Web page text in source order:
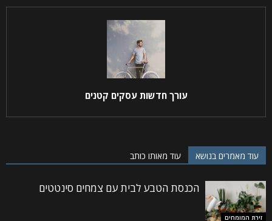
עורך חדשות עסקים קטנים
עוד מאמרים בנושא עוד מאותו כותב
זירת המומחים
הכנסת הטבע לבית עם צמחים סינטטים